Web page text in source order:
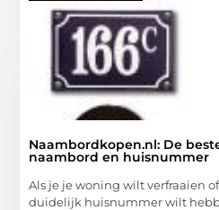
Naambordkopen.nl: De
naambord en huisnummer
Als je je woning wilt verfraaien
duidelijk huisnummer wilt